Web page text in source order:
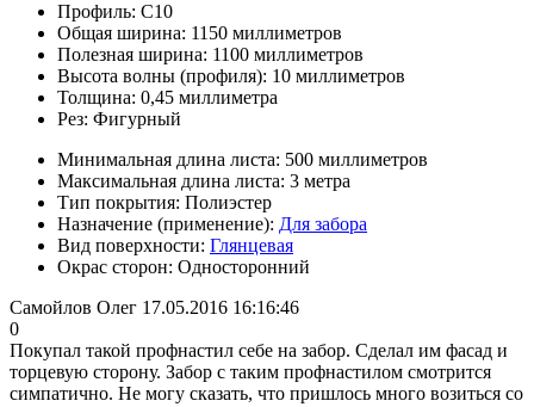
Профиль: С10
Общая ширина: 1150 миллиметров
Полезная ширина: 1100 миллиметров
Высота волны (профиля): 10 миллиметров
Толщина: 0,45 миллиметра
Рез: Фигурный
Минимальная длина листа: 500 миллиметров
Максимальная длина листа: 3 метра
Тип покрытия: Полиэстер
Назначение (применение): Для забора
Вид поверхности: Глянцевая
Окрас сторон: Односторонний
Самойлов Олег 17.05.2016 16:16:46
0
Покупал такой профнастил себе на забор. Сделал им фасад и
торцевую сторону. Забор с таким профнастилом смотрится
симпатично. Не могу сказать, что пришлось много возиться со